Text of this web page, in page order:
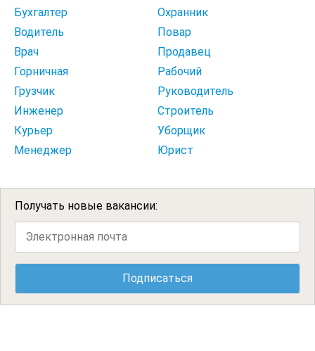
Бухгалтер
Охранник
Водитель
Повар
Врач
Продавец
Горничная
Рабочий
Грузчик
Руководитель
Инженер
Строитель
Курьер
Уборщик
Менеджер
Юрист
Получать новые вакансии: